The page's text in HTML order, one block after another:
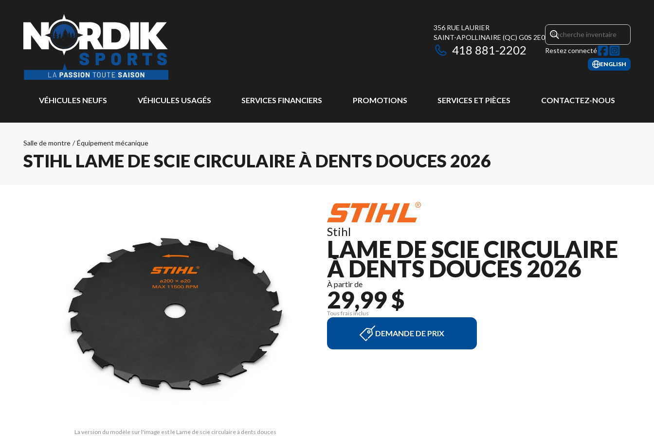
356 RUE LAURIER
SAINT-APOLLINAIRE (QC) G0S 2E0
418 881-2202 Restez connecté
ENGLISH
VÉHICULES NEUFS VÉHICULES USAGÉS SERVICES FINANCIERS PROMOTIONS SERVICES ET PIÈCES CONTACTEZ-NOUS
Salle de montre / Équipement mécanique
STIHL LAME DE SCIE CIRCULAIRE À DENTS DOUCES 2026
La version du modèle sur l'image est le Lame de scie circulaire à dents douces
Stihl
LAME DE SCIE CIRCULAIRE
À DENTS DOUCES 2026
À partir de
29,99 $
Tous frais inclus
DEMANDE DE PRIX